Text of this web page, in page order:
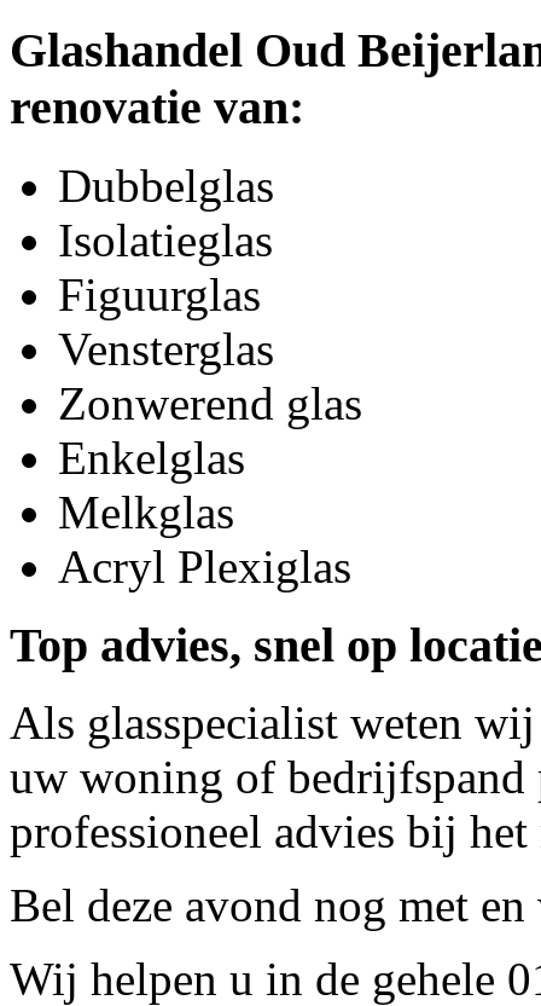
Glashandel Oud
renovatie van:
Dubbelglas
Isolatieglas
Figuurglas
Vensterglas
Zonwerend glas
Enkelglas
Melkglas
Acryl Plexiglas
Top advies, snel op
Als glasspecialist weten
uw woning of bedrijfspand
professioneel advies bij
Bel deze avond nog met en
Wij helpen u in de gehele